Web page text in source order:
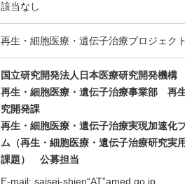
該当なし
再生・細胞医療・遺伝子治療プロジェクト
国立研究開発法人日本医療研究開発機構
再生・細胞医療・遺伝子治療事業部 再生
究開発課
再生・細胞医療・遺伝子治療実現加速化プ
ム（再生・細胞医療・遺伝子治療研究実用
課題）
公募担当
E-mail: saisei-shien“AT”amed.go.jp